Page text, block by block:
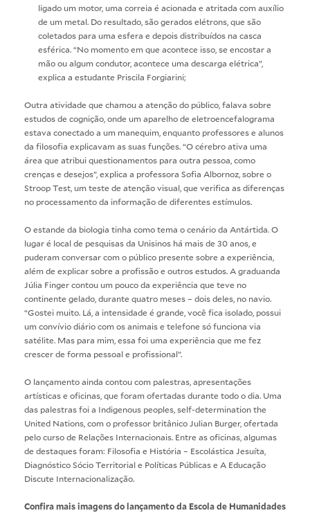
ligado um motor, uma correia é acionada e atritada com auxílio
de um metal. Do resultado, são gerados elétrons, que são
coletados para uma esfera e depois distribuídos na casca
esférica. “No momento em que acontece isso, se encostar a
mão ou algum condutor, acontece uma descarga elétrica”,
explica a estudante Priscila Forgiarini;
Outra atividade que chamou a atenção do público, falava sobre
estudos de cognição, onde um aparelho de eletroencefalograma
estava conectado a um manequim, enquanto professores e alunos
da filosofia explicavam as suas funções. “O cérebro ativa uma
área que atribui questionamentos para outra pessoa, como
crenças e desejos”, explica a professora Sofia Albornoz, sobre o
Stroop Test, um teste de atenção visual, que verifica as diferenças
no processamento da informação de diferentes estímulos.
O estande da biologia tinha como tema o cenário da Antártida. O
lugar é local de pesquisas da Unisinos há mais de 30 anos, e
puderam conversar com o público presente sobre a experiência,
além de explicar sobre a profissão e outros estudos. A graduanda
Júlia Finger contou um pouco da experiência que teve no
continente gelado, durante quatro meses – dois deles, no navio.
“Gostei muito. Lá, a intensidade é grande, você fica isolado, possui
um convívio diário com os animais e telefone só funciona via
satélite. Mas para mim, essa foi uma experiência que me fez
crescer de forma pessoal e profissional”.
O lançamento ainda contou com palestras, apresentações
artísticas e oficinas, que foram ofertadas durante todo o dia. Uma
das palestras foi a Indigenous peoples, self-determination the
United Nations, com o professor britânico Julian Burger, ofertada
pelo curso de Relações Internacionais. Entre as oficinas, algumas
de destaques foram: Filosofia e História – Escolástica Jesuíta,
Diagnóstico Sócio Territorial e Políticas Públicas e A Educação
Discute Internacionalização.
Confira mais imagens do lançamento da Escola de Humanidades